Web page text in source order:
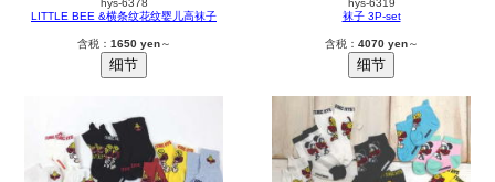
hys-6378
LITTLE BEE &横条纹花纹婴儿高袜子
含税： 1650 yen～
hys-6319
袜子 3P-set
含税： 4070 yen～